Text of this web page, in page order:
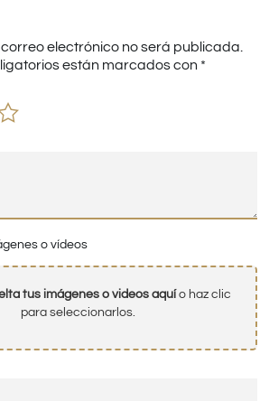
electrónico no será publicada.
están marcados con *
o vídeos
tus imágenes o videos aquío haz clic
para seleccionarlos.